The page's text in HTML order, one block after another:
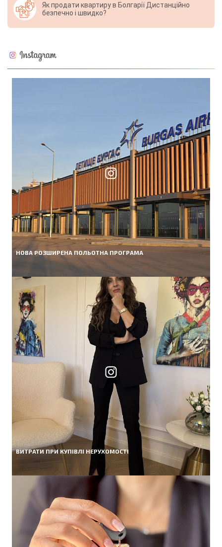
Як продати квартиру в Болгарії Дистанційно
безпечно і швидко?
НОВА РОЗШИРЕНА ПОЛЬОТНА ПРОГРАМА
ВИТРАТИ ПРИ КУПІВЛІ НЕРУХОМОСТІ